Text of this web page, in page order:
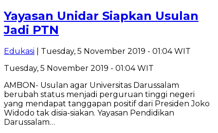
Yayasan Unidar Siapkan Usulan
Jadi PTN
Edukasi | Tuesday, 5 November 2019 - 01:04 WIT
Tuesday, 5 November 2019 - 01:04 WIT
AMBON- Usulan agar Universitas Darussalam
berubah status menjadi perguruan tinggi negeri
yang mendapat tanggapan positif dari Presiden Joko
Widodo tak disia-siakan. Yayasan Pendidikan
Darussalam…